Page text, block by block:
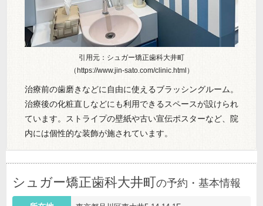
引用元：シュガー矯正歯科大井町
（https://www.jin-sato.com/clinic.html）
治療前の歯磨きなどに自由に使えるブラッシングルーム。
治療後の化粧直しなどにも利用できるスペースが設けられ
ています。ストライプの壁紙や古い宣伝ポスターなど、院
内には個性的な装飾が施されています。
シュガー矯正歯科大井町の予約・基本情報